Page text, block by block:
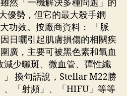
然「一機解決多種問題」的
優勢，但它的最大殺手鐧
功效。按廠商資料： 「脈
日曬引起肌膚損傷的相關疾
廣，主要可被黑色素和氧血
少曬斑、微血管、彈性纖
」 換句話說，Stellar M22勝
、「射頻」、「HIFU」等等